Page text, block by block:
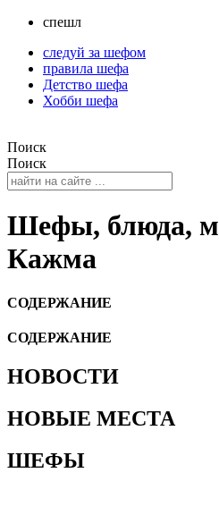
спешл
следуй за шефом
правила шефа
Детство шефа
Хобби шефа
Поиск
Поиск
Шефы, блюда,
Кажма
СОДЕРЖАНИЕ
СОДЕРЖАНИЕ
НОВОСТИ
НОВЫЕ МЕСТА
ШЕФЫ